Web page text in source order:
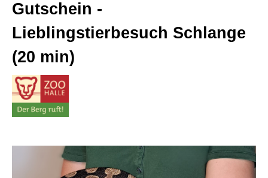
Gutschein -
Lieblingstierbesuch Schlange
(20 min)